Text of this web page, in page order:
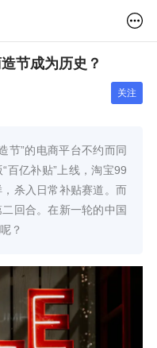
节成为历史？
关注
节”的电商平台不约而同
百亿补贴”上线，淘宝99
杀入日常补贴赛道。而
回合。在新一轮的中国
？